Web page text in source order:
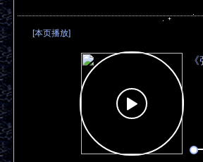
[本页播放]